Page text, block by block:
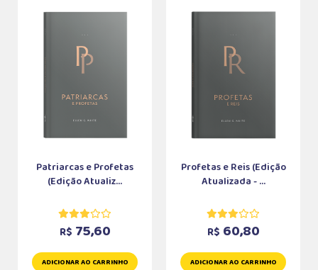
Patriarcas e Profetas
(Edição Atualiz...
R$ 75,60
ADICIONAR AO CARRINHO
Profetas e Reis (Edição
Atualizada - ...
R$ 60,80
ADICIONAR AO CARRINHO